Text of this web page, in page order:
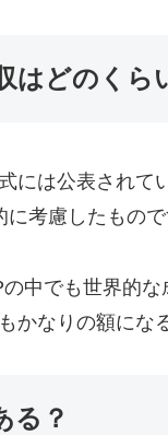
はどのくら
には公表されて
考慮したもので
中でも世界的
かなりの額にな
る？